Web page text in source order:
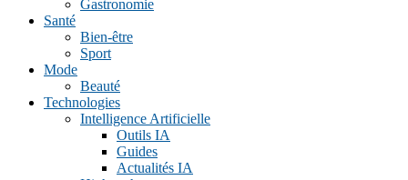
Gastronomie
Santé
Bien-être
Sport
Mode
Beauté
Technologies
Intelligence Artificielle
Outils IA
Guides
Actualités IA